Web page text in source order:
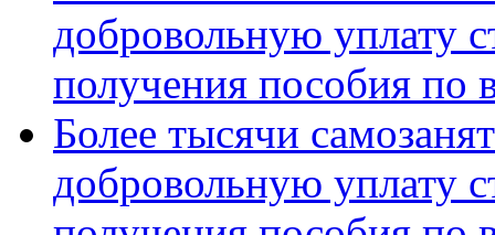
добровольную уплату
получения пособия по
Более тысячи
добровольную уплату